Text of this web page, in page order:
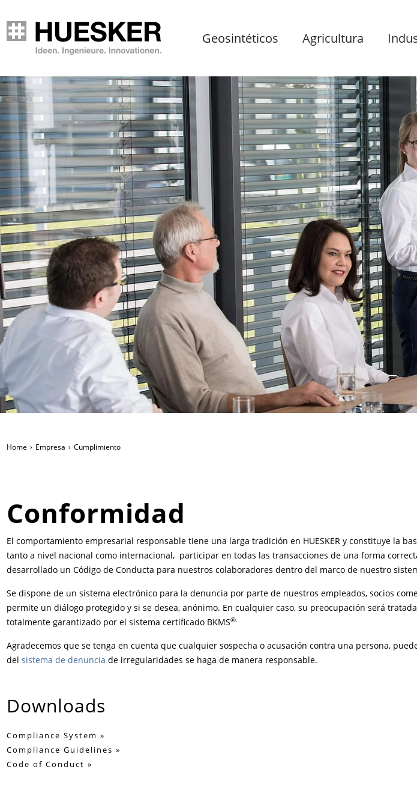
Geosintéticos Agricultura
Home Empresa Cumplimiento
Conformidad
El comportamiento empresarial responsable tiene una larga tradición en HUESKER y constituye la
tanto a nivel nacional como internacional, participar en todas las transacciones de una forma
desarrollado un Código de Conducta para nuestros colaboradores dentro del marco de nuestro
Se dispone de un sistema electrónico para la denuncia por parte de nuestros empleados, socios
permite un diálogo protegido y si se desea, anónimo. En cualquier caso, su preocupación será
totalmente garantizado por el sistema certificado BKMS®.
Agradecemos que se tenga en cuenta que cualquier sospecha o acusación contra una persona,
delsistema de denuncia de irregularidades se haga de manera responsable.
Downloads
Compliance System
Compliance Guidelines
Code of Conduct